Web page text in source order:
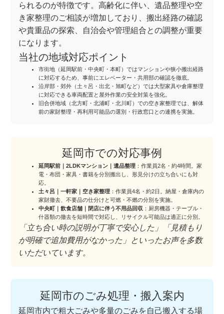
られるのが特徴です。高齢化に伴い、遺品整理や空
き家整理のご相談が増加しており、搬出経路の確認
や貴重品の探索、自治会や管理組合との調整が重要
になります。
当社の地域対応ポイント
市街地（延岡駅前・中央町・本町）ではマンションや狭小搬出経路
に対応するため、事前にエレベーター・共用部の確認を徹底。
沿岸部・郊外（土々呂・出北・旭町など）では大型家具や倉庫整理
に対応できる車両配置と屋外作業の安全対策を強化。
旧合併地域（北方町・北浦町・北川町）での空き家整理では、解体
前の家財整理・再利用可能品の選別・行政窓口との連携を実施。
延岡市での対応事例
延岡駅前｜2LDKマンション｜遺品整理 ：作業員2名・約4時間。家
電・布団・家具・書籍を分別搬出し、形見分けの立ち合いにも対
応。
土々呂｜一軒家｜空き家整理 ：作業員4名・約2日。納屋・倉庫内の
家財撤去、不要品の仕分けと可燃・不燃の分別を実施。
中央町｜飲食店舗｜閉店に伴う不用品回収 ：厨房機器・テーブル・
什器類の撤去を短時間で対応し、リサイクル可能品は適正に分別。
「立ち合い時の説明が丁寧で安心した」「見積もり
が明確で追加費用がなかった」といったお声を多数
いただいています。
延岡市のごみ処理・搬入案内
延岡市内で粗大ごみや多量のごみを自己搬入する場